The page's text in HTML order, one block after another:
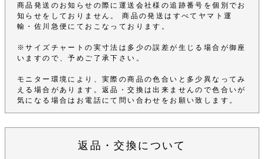
商品発送のお知らせの際に運送会社様の追跡番号を個別でお
知らせをしておりません。 商品の発送はすべてヤマト運
輸・佐川急便にておこなっております。
※サイズチャートの実寸法は多少の誤差が生じる場合が御座
いますので、予めご了承下さい。
モニター環境により、実際の商品の色合いと多少異なってみ
える場合があります。返品・交換は出来ませんので色合いが
気になる場合はお電話にて問い合わせをお願い致します。
返品・交換について